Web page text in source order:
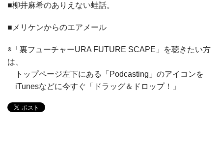
■柳井麻希のありえない蛙話。
■メリケンからのエアメール
※「裏フューチャーURA FUTURE SCAPE」を聴きたい方
は、
トップページ左下にある「Podcasting」のアイコンを
iTunesなどに今すぐ「ドラッグ＆ドロップ！」